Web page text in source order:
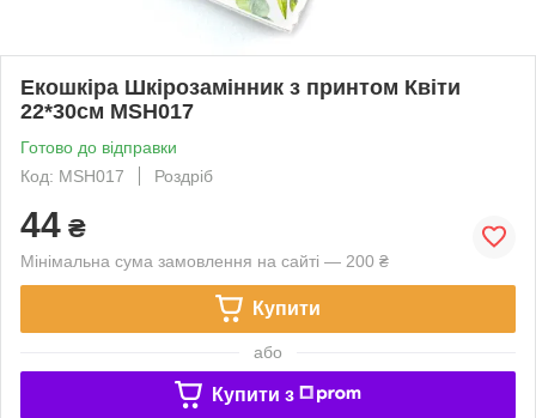
Екошкіра Шкірозамінник з принтом Квіти
22*30см МSH017
Готово до відправки
Код: МSH017
Роздріб
44 ₴
Мінімальна сума замовлення на сайті — 200 ₴
Купити
або
Купити з